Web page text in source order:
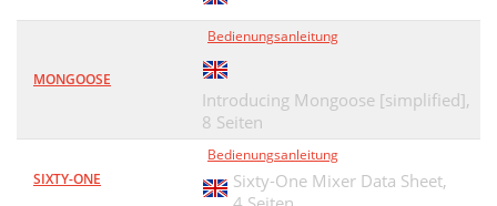
MONGOOSE
Bedienungsanleitung
Introducing Mongoose [simplified],
8 Seiten
SIXTY-ONE
Bedienungsanleitung
Sixty-One Mixer Data Sheet,